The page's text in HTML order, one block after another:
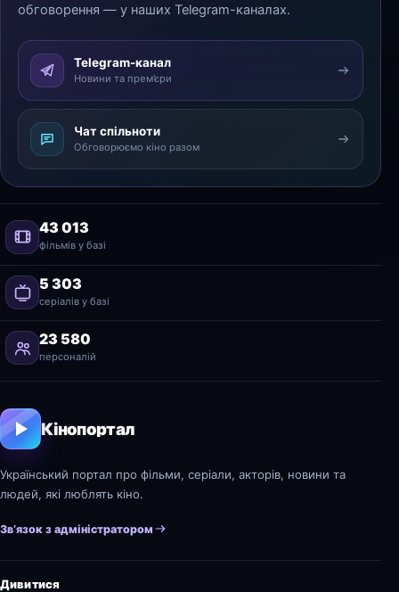
обговорення — у наших Telegram-каналах.
Telegram-канал
Новини та прем’єри
Чат спільноти
Обговорюємо кіно разом
43 013
фільмів у базі
5 303
серіалів у базі
23 580
персоналій
Кінопортал
Український портал про фільми, серіали, акторів, новини та
людей, які люблять кіно.
Зв’язок з адміністратором
Дивитися